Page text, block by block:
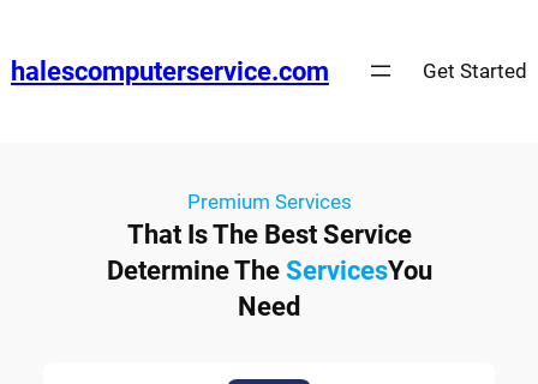
halescomputerservice.com Get Started
Premium Services
That Is The Best Service
Determine The ServicesYou
Need